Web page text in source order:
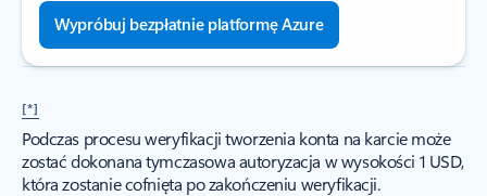
Wypróbuj bezpłatnie platformę Azure
[*]
Podczas procesu weryfikacji tworzenia konta na karcie może
zostać dokonana tymczasowa autoryzacja w wysokości 1 USD,
która zostanie cofnięta po zakończeniu weryfikacji.